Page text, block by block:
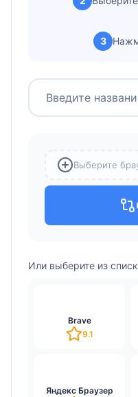
3
Выберите
Или выберите из
Brave
9.1
Яндекс Браузер